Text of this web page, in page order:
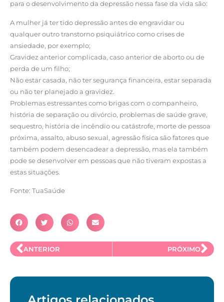
para o desenvolvimento da depressão nessa fase da vida são:
A mulher já ter tido depressão antes de engravidar ou
qualquer outro transtorno psiquiátrico como crises de
ansiedade, por exemplo;
Gravidez anterior complicada, caso anterior de aborto ou de
perda de um filho;
Não estar casada, não ter segurança financeira, estar separada
ou não ter planejado a gravidez.
Problemas estressantes como brigas com o companheiro,
história de separação ou divórcio, problemas de saúde grave,
sequestro, história de incêndio ou catástrofe, morte de pessoa
próxima, assalto, abuso sexual, agressão física são fatores que
também podem desencadear a depressão, mas ela também
pode se desenvolver em pessoas que não tiveram expostas a
estas situações.
Fonte: TuaSaúde
ANTERIOR PRÓXIMO